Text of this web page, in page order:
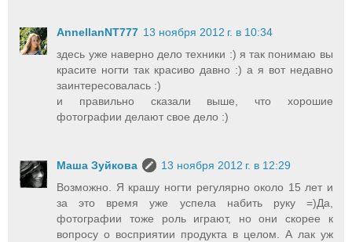
AnnellanNT777 13 ноября 2012 г. в 10:34
здесь уже наверно дело техники :) я так понимаю вы
красите ногти так красиво давно :) а я вот недавно
заинтересовалась :)
и правильно сказали выше, что хорошие
фотографии делают свое дело :)
Маша Зуйкова
13 ноября 2012 г. в 12:29
Возможно. Я крашу ногти регулярно около 15 лет и
за это время уже успела набить руку =)Да,
фотографии тоже роль играют, но они скорее к
вопросу о восприятии продукта в целом. А лак уж